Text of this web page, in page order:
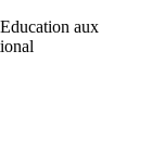
aux